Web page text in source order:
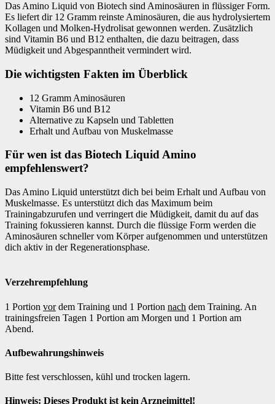
Das Amino Liquid von Biotech sind Aminosäuren in flüssiger Form.
Es liefert dir 12 Gramm reinste Aminosäuren, die aus hydrolysiertem
Kollagen und Molken-Hydrolisat gewonnen werden. Zusätzlich
sind Vitamin B6 und B12 enthalten, die dazu beitragen, dass
Müdigkeit und Abgespanntheit vermindert wird.
Die wichtigsten Fakten im Überblick
12 Gramm Aminosäuren
Vitamin B6 und B12
Alternative zu Kapseln und Tabletten
Erhalt und Aufbau von Muskelmasse
Für wen ist das Biotech Liquid Amino
empfehlenswert?
Das Amino Liquid unterstützt dich bei beim Erhalt und Aufbau von
Muskelmasse. Es unterstützt dich das Maximum beim
Trainingabzurufen und verringert die Müdigkeit, damit du auf das
Training fokussieren kannst. Durch die flüssige Form werden die
Aminosäuren schneller vom Körper aufgenommen und unterstützen
dich aktiv in der Regenerationsphase.
Verzehrempfehlung
1 Portion vordem Training und 1 Portion nach dem Training. An
trainingsfreien Tagen 1 Portion am Morgen und 1 Portion am
Abend.
Aufbewahrungshinweis
Bitte fest verschlossen, kühl und trocken lagern.
Hinweis: Dieses Produkt ist kein Arzneimittel!